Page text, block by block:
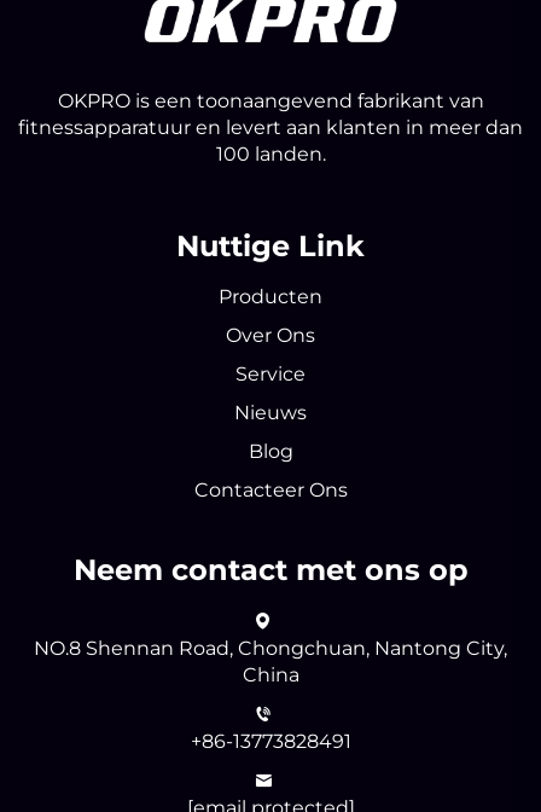
OKPRO is een toonaangevend fabrikant van
fitnessapparatuur en levert aan klanten in meer dan
100 landen.
Nuttige Link
Producten
Over Ons
Service
Nieuws
Blog
Contacteer Ons
Neem contact met ons op
NO.8 Shennan Road, Chongchuan, Nantong City,
China
+86-13773828491